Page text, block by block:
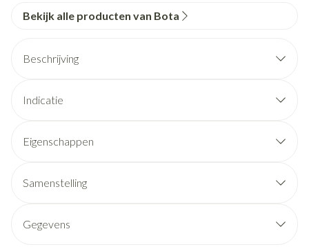
Bekijk alle producten van Bota
Beschrijving
Indicatie
Eigenschappen
baleinen in de rug en 2 zijdelingse baleinen
breistructuur
Samenstelling
Gegevens